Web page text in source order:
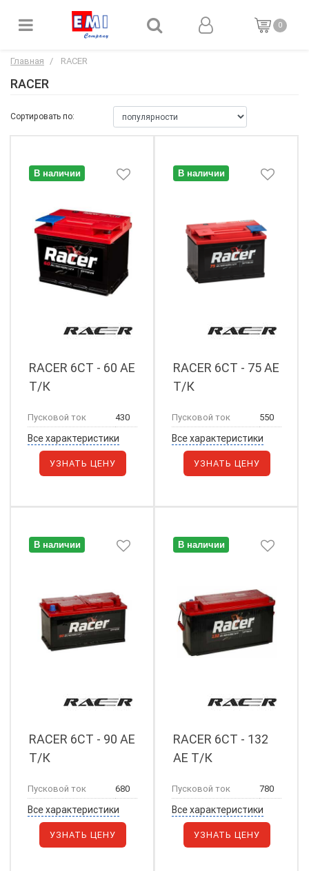
0
Главная RACER
RACER
Сортировать по:
В наличии
RACER 6СТ - 60 АЕ
Т/К
Пусковой ток 430
Все характеристики
УЗНАТЬ ЦЕНУ
В наличии
RACER 6СТ - 75 АЕ
Т/К
Пусковой ток 550
Все характеристики
УЗНАТЬ ЦЕНУ
В наличии
RACER 6СТ - 90 АЕ
Т/К
Пусковой ток 680
Все характеристики
УЗНАТЬ ЦЕНУ
В наличии
RACER 6СТ - 132
АЕ Т/К
Пусковой ток 780
Все характеристики
УЗНАТЬ ЦЕНУ